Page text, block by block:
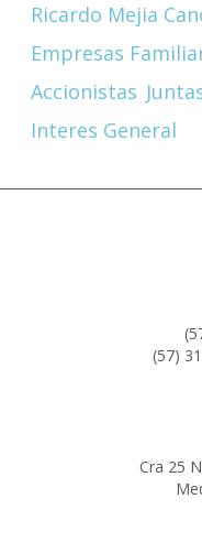
Ricardo Mejia
Empresas
Accionistas
Interes General
(57)
Cra 25